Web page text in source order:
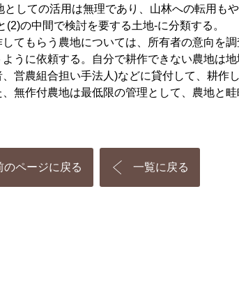
としての活用は無理であり、山林への転用も
(2)の中間で検討を要する土地-に分類する。
てもらう農地については、所有者の意向を調
ように依頼する。自分で耕作できない農地は
、営農組合担い手法人)などに貸付して、耕作
無作付農地は最低限の管理として、農地と
のページに戻る 一覧に戻る